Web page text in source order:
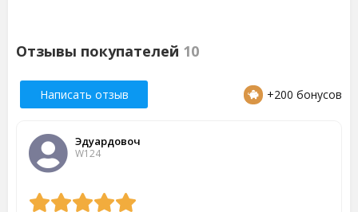
Отзывы покупателей 10
Эдуардовоч
W124
Написать отзыв +200 бонусов